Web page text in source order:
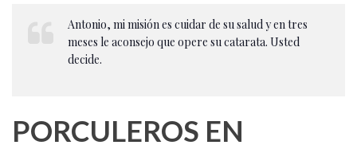
Antonio, mi misión es cuidar de su salud y en tres
meses le aconsejo que opere su catarata. Usted
decide.
PORCULEROS EN